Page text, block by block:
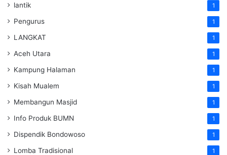
lantik 1
Pengurus 1
LANGKAT 1
Aceh Utara 1
Kampung Halaman 1
Kisah Mualem 1
Membangun Masjid 1
Info Produk BUMN 1
Dispendik Bondowoso 1
Lomba Tradisional 1